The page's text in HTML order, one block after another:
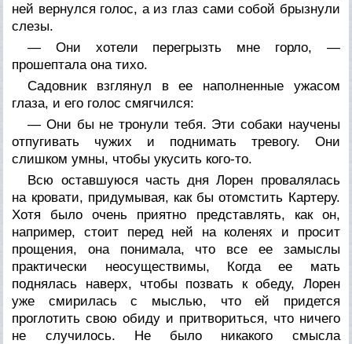
ней вернулся голос, а из глаз сами собой брызнули
слезы.
— Они хотели перегрызть мне горло, —
прошептала она тихо.
Садовник взглянул в ее наполненные ужасом
глаза, и его голос смягчился:
— Они бы не тронули тебя. Эти собаки научены
отпугивать чужих и поднимать тревогу. Они
слишком умны, чтобы укусить кого-то.
Всю оставшуюся часть дня Лорен провалялась
на кровати, придумывая, как бы отомстить Картеру.
Хотя было очень приятно представлять, как он,
например, стоит перед ней на коленях и просит
прощения, она понимала, что все ее замыслы
практически неосуществимы, Когда ее мать
поднялась наверх, чтобы позвать к обеду, Лорен
уже смирилась с мыслью, что ей придется
проглотить свою обиду и притвориться, что ничего
не случилось. Не было никакого смысла